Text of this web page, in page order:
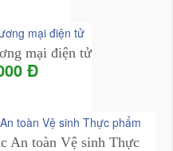
mại điện tử
Đ
An toàn Vệ sinh Thực